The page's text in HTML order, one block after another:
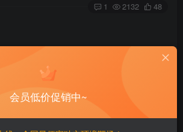
1 2132 48
会员低价促销中~